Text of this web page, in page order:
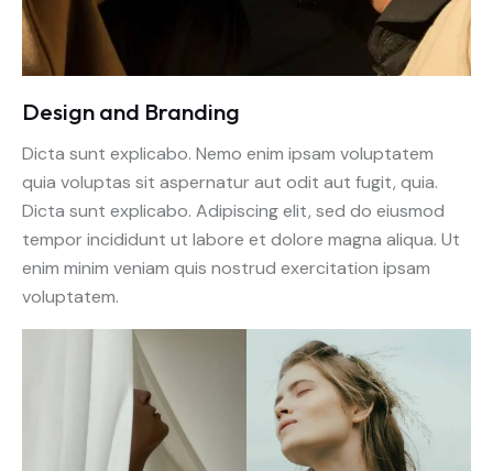
Design and Branding
Dicta sunt explicabo. Nemo enim ipsam voluptatem
quia voluptas sit aspernatur aut odit aut fugit, quia.
Dicta sunt explicabo. Adipiscing elit, sed do eiusmod
tempor incididunt ut labore et dolore magna aliqua. Ut
enim minim veniam quis nostrud exercitation ipsam
voluptatem.